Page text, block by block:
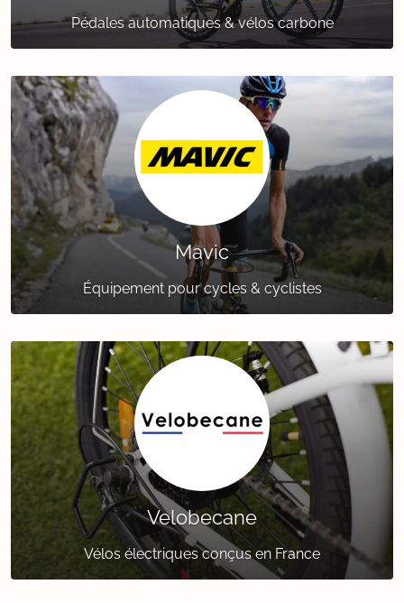
Pédales automatiques & vélos carbone
Mavic
Équipement pour cycles & cyclistes
Velobecane
Vélos électriques conçus en France